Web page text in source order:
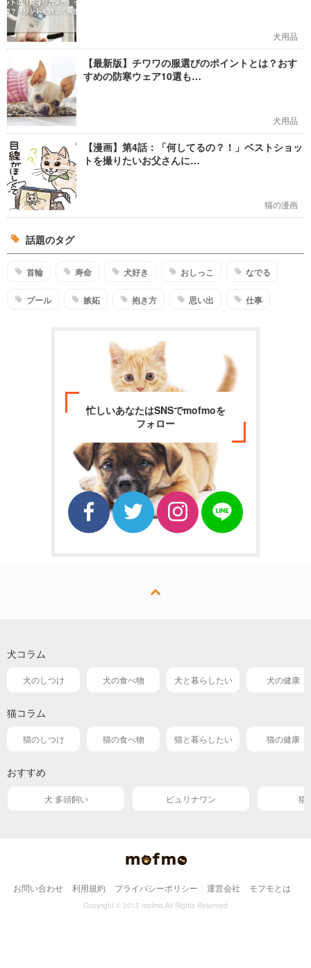
犬用品
【最新版】チワワの服選びのポイントとは？おす
すめの防寒ウェア10選も…
犬用品
【漫画】第4話：「何してるの？！」ベストショッ
トを撮りたいお父さんに…
猫の漫画
話題のタグ
首輪 寿命 犬好き おしっこ なでる
プール 嫉妬 抱き方 思い出 仕事
忙しいあなたはSNSでmofmoを
フォロー
犬コラム
犬のしつけ 犬の食べ物 犬と暮らしたい 犬の健康
猫コラム
猫のしつけ 猫の食べ物 猫と暮らしたい 猫の健康
おすすめ
犬 多頭飼い ピュリナワン 猫
お問い合わせ 利用規約 プライバシーポリシー 運営会社 モフモとは
Copyright © 2015 mofmo.All Rights Reserved